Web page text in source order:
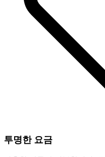
투명한 요금